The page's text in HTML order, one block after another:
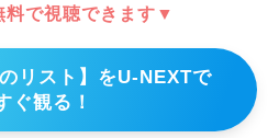
で視聴できます▼
リスト】をU-NEXTで
ぐ観る！